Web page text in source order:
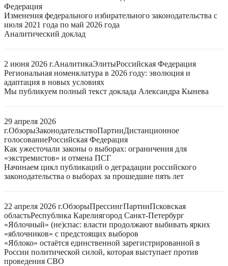
Федерация
Изменения федерального избирательного законодательства с
июля 2021 года по май 2026 года
Аналитический доклад
2 июня 2026 г.АналитикаЭлитыРоссийская Федерация
Региональная номенклатура в 2026 году: эволюция и
адаптация в новых условиях
Мы публикуем полный текст доклада Александра Кынева
29 апреля 2026
г.ОбзорыЗаконодательствоПартииДистанционное
голосованиеРоссийская Федерация
Как ужесточали законы о выборах: ограничения для
«экстремистов» и отмена ПСГ
Начинаем цикл публикаций о деградации российского
законодательства о выборах за прошедшие пять лет
22 апреля 2026 г.ОбзорыПрессингПартииПсковская
областьРеспублика Карелиягород Санкт-Петербург
«Яблочный» (не)спас: власти продолжают выбивать ярких
«яблочников» с предстоящих выборов
«Яблоко» остаётся единственной зарегистрированной в
России политической силой, которая выступает против
проведения СВО